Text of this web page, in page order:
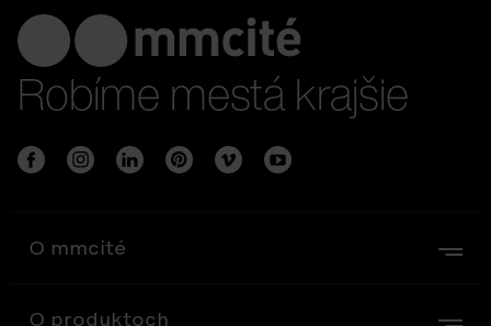
Robíme mestá krajšie
O mmcité
O produktoch